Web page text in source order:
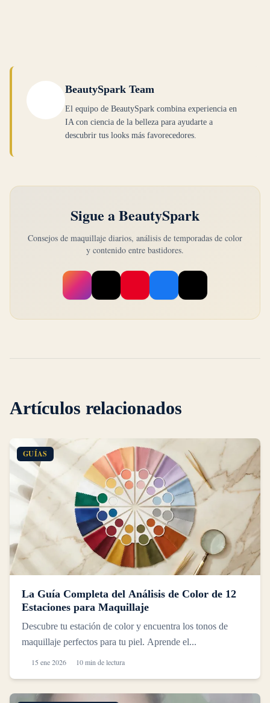
BeautySpark Team
El equipo de BeautySpark combina experiencia en
IA con ciencia de la belleza para ayudarte a
descubrir tus looks más favorecedores.
Sigue a BeautySpark
Consejos de maquillaje diarios, análisis de temporadas de color
y contenido entre bastidores.
Artículos relacionados
GUÍAS
La Guía Completa del Análisis de Color de 12
Estaciones para Maquillaje
Descubre tu estación de color y encuentra los tonos de
maquillaje perfectos para tu piel. Aprende el...
15 ene 2026 10 min de lectura